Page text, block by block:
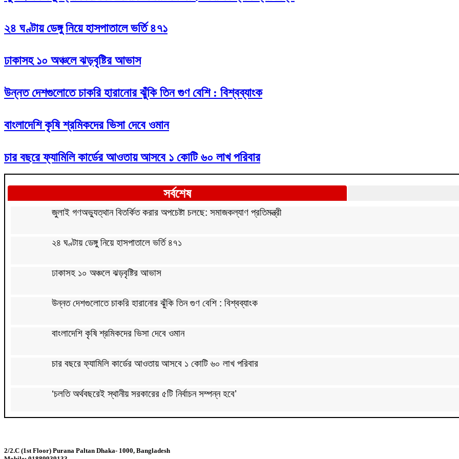
২৪ ঘণ্টায় ডেঙ্গু নিয়ে হাসপাতালে ভর্তি ৪৭১
ঢাকাসহ ১০ অঞ্চলে ঝড়বৃষ্টির আভাস
উন্নত দেশগুলোতে চাকরি হারানোর ঝুঁকি তিন গুণ বেশি : বিশ্বব্যাংক
বাংলাদেশি কৃষি শ্রমিকদের ভিসা দেবে ওমান
চার বছরে ফ্যামিলি কার্ডের আওতায় আসবে ১ কোটি ৬০ লাখ পরিবার
সর্বশেষ
জুলাই গণঅভ্যুত্থান বিতর্কিত করার অপচেষ্টা চলছে: সমাজকল্যাণ প্রতিমন্ত্রী
২৪ ঘণ্টায় ডেঙ্গু নিয়ে হাসপাতালে ভর্তি ৪৭১
ঢাকাসহ ১০ অঞ্চলে ঝড়বৃষ্টির আভাস
উন্নত দেশগুলোতে চাকরি হারানোর ঝুঁকি তিন গুণ বেশি : বিশ্বব্যাংক
বাংলাদেশি কৃষি শ্রমিকদের ভিসা দেবে ওমান
চার বছরে ফ্যামিলি কার্ডের আওতায় আসবে ১ কোটি ৬০ লাখ পরিবার
‘চলতি অর্থবছরেই স্থানীয় সরকারের ৫টি নির্বাচন সম্পন্ন হবে’
মহেশখালী থেকে গ্যাস সরবরাহ বাড়ল
2/2.C (1st Floor) Purana Paltan Dhaka- 1000, Bangladesh